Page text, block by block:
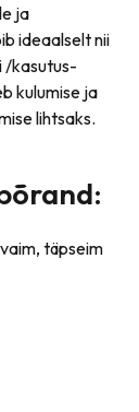
ja
ideaalselt nii
/kasutus-
kulumise ja
lihtsaks.
täpseim